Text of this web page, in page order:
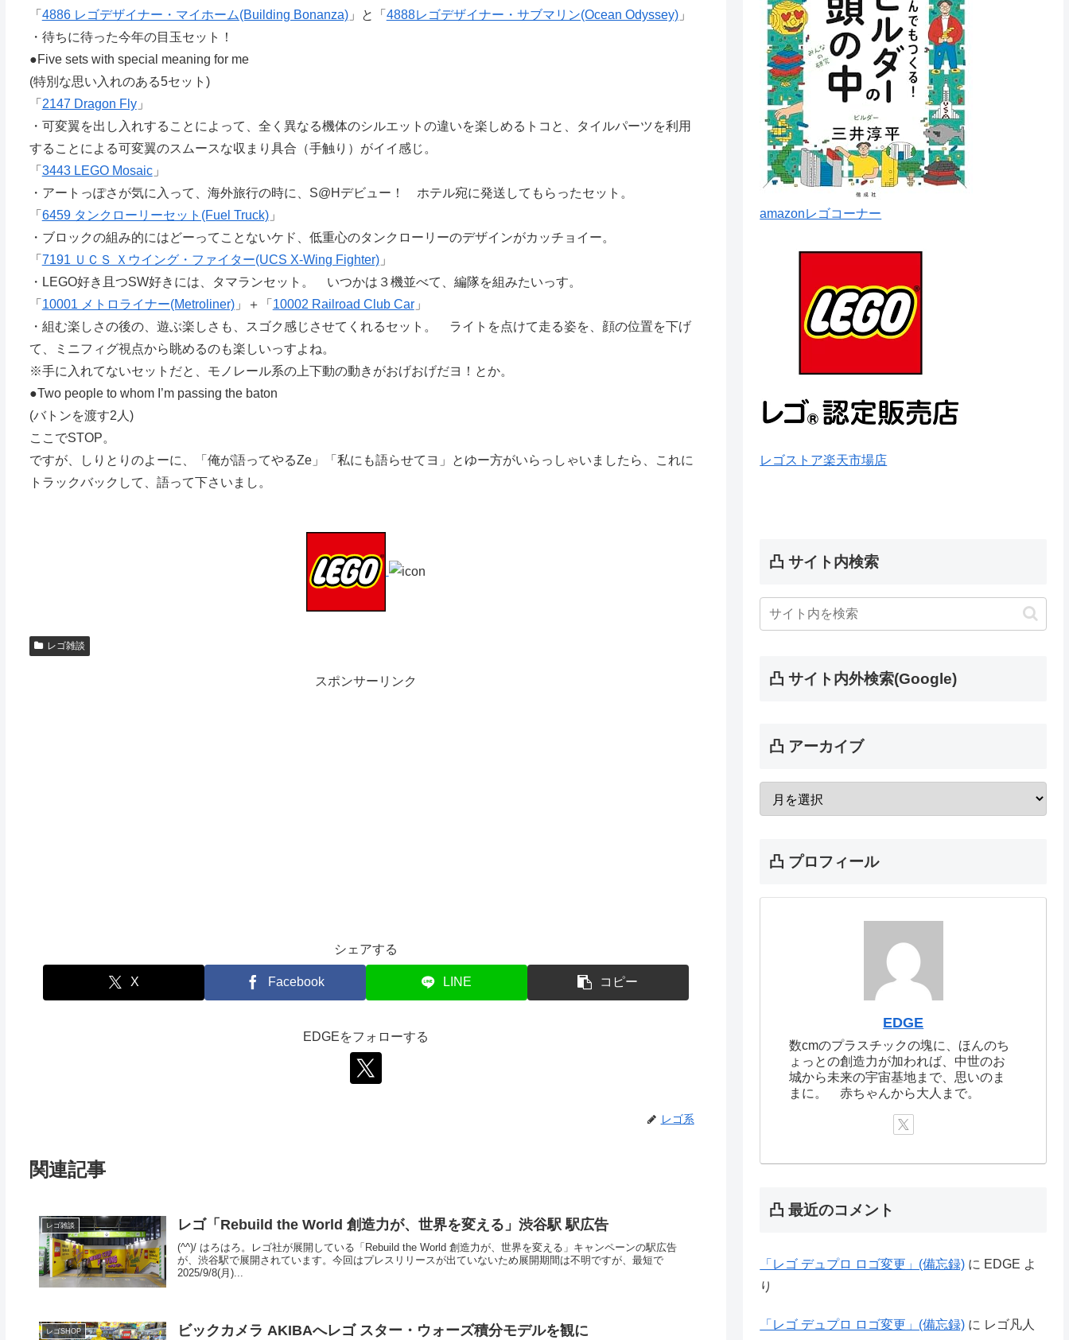
「 4886 レゴデザイナー・マイホーム(Building Bonanza)」と「 4888レゴデザイナー・サブマリン(Ocean Odyssey)」
・待ちに待った今年の目玉セット！
●Five sets with special meaning for me
(特別な思い入れのある5セット)
「 2147 Dragon Fly」
・可変翼を出し入れすることによって、全く異なる機体のシルエットの違いを楽しめるトコと、タイルパーツを利用
することによる可変翼のスムースな収まり具合（手触り）がイイ感じ。
「 3443 LEGO Mosaic」
・アートっぽさが気に入って、海外旅行の時に、S@Hデビュー！ ホテル宛に発送してもらったセット。
「 6459 タンクローリーセット(Fuel Truck)」
・ブロックの組み的にはどーってことないケド、低重心のタンクローリーのデザインがカッチョイー。
「 7191 ＵＣＳ Ｘウイング・ファイター(UCS X-Wing Fighter)」
・LEGO好き且つSW好きには、タマランセット。 いつかは３機並べて、編隊を組みたいっす。
「 10001 メトロライナー(Metroliner)」＋「 10002 Railroad Club Car」
・組む楽しさの後の、遊ぶ楽しさも、スゴク感じさせてくれるセット。 ライトを点けて走る姿を、顔の位置を下げ
て、ミニフィグ視点から眺めるのも楽しいっすよね。
※手に入れてないセットだと、モノレール系の上下動の動きがおげおげだヨ！とか。
●Two people to whom I’m passing the baton
(バトンを渡す2人)
ここでSTOP。
ですが、しりとりのよーに、「俺が語ってやるZe」「私にも語らせてヨ」とゆー方がいらっしゃいましたら、これに
トラックバックして、語って下さいまし。
レゴ雑談
スポンサーリンク
シェアする
X Facebook LINE コピー
EDGEをフォローする
レゴ系
関連記事
レゴ雑談 レゴ「Rebuild the World 創造力が、世界を変える」渋谷駅 駅広告
(^^)/ はろはろ。レゴ社が展開している「Rebuild the World 創造力が、世界を変える」キャンペーンの駅広告
が、渋谷駅で展開されています。今回はプレスリリースが出ていないため展開期間は不明ですが、最短で
2025/9/8(月)...
レゴSHOP ビックカメラ AKIBAへレゴ スター・ウォーズ積分モデルを観に
amazonレゴコーナー
レゴストア楽天市場店
凸 サイト内検索
凸 サイト内外検索(Google)
凸 アーカイブ
凸 プロフィール
EDGE
数cmのプラスチックの塊に、ほんのち
ょっとの創造力が加われば、中世のお
城から未来の宇宙基地まで、思いのま
まに。 赤ちゃんから大人まで。
凸 最近のコメント
「レゴ デュプロ ロゴ変更」(備忘録) に EDGE よ
り
「レゴ デュプロ ロゴ変更」(備忘録) に レゴ凡人